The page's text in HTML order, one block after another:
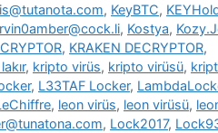
, KeyBTC,
, Kostya,
, KRAKEN DECRYPTOR,
, kripto virüs, kripto virüsü,
, L33TAF Locker,
, leon virüs, leon virüsü,
, Lock2017,